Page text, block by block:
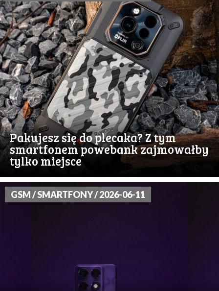
Pakujesz się do plecaka? Z tym
smartfonem powebank zajmowałby
tylko miejsce
GSM / SMARTFONY / 2026-06-11